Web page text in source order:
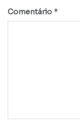
Comentário *